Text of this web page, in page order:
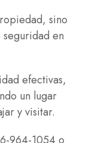
sino
en
efectivas,
un lugar
y visitar.